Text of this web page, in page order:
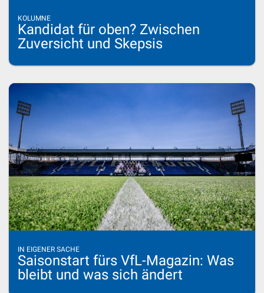
KOLUMNE
Kandidat für oben? Zwischen
Zuversicht und Skepsis
IN EIGENER SACHE
Saisonstart fürs VfL-Magazin: Was
bleibt und was sich ändert